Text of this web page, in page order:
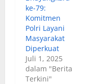
ke-79:
Komitmen
Polri Layani
Masyarakat
Diperkuat
Juli 1, 2025
dalam "Berita
Terkini"